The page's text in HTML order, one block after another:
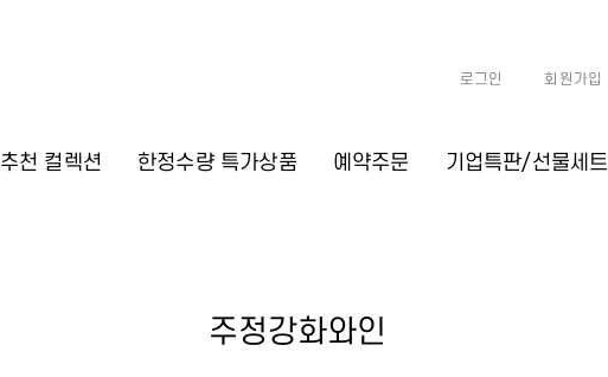
추천 컬렉션 한정수량 특가상품 예약주문 기업특판/선물세트
로그인 회원가입
주정강화와인